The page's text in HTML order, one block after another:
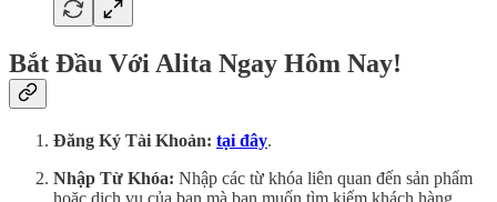
Bắt Đầu Với Alita Ngay Hôm Nay!
Đăng Ký Tài Khoản: tại đây.
Nhập Từ Khóa: Nhập các từ khóa liên quan đến sản phẩm